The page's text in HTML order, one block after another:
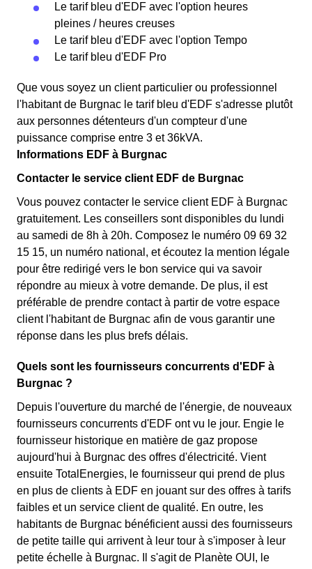
Le tarif bleu d'EDF avec l'option heures
pleines / heures creuses
Le tarif bleu d'EDF avec l'option Tempo
Le tarif bleu d'EDF Pro
Que vous soyez un client particulier ou professionnel
l'habitant de Burgnac le tarif bleu d'EDF s'adresse plutôt
aux personnes détenteurs d'un compteur d'une
puissance comprise entre 3 et 36kVA.
Informations EDF à Burgnac
Contacter le service client EDF de Burgnac
Vous pouvez contacter le service client EDF à Burgnac
gratuitement. Les conseillers sont disponibles du lundi
au samedi de 8h à 20h. Composez le numéro 09 69 32
15 15, un numéro national, et écoutez la mention légale
pour être redirigé vers le bon service qui va savoir
répondre au mieux à votre demande. De plus, il est
préférable de prendre contact à partir de votre espace
client l'habitant de Burgnac afin de vous garantir une
réponse dans les plus brefs délais.
Quels sont les fournisseurs concurrents d'EDF à
Burgnac ?
Depuis l'ouverture du marché de l'énergie, de nouveaux
fournisseurs concurrents d'EDF ont vu le jour. Engie le
fournisseur historique en matière de gaz propose
aujourd'hui à Burgnac des offres d'électricité. Vient
ensuite TotalEnergies, le fournisseur qui prend de plus
en plus de clients à EDF en jouant sur des offres à tarifs
faibles et un service client de qualité. En outre, les
habitants de Burgnac bénéficient aussi des fournisseurs
de petite taille qui arrivent à leur tour à s'imposer à leur
petite échelle à Burgnac. Il s'agit de Planète OUI, le